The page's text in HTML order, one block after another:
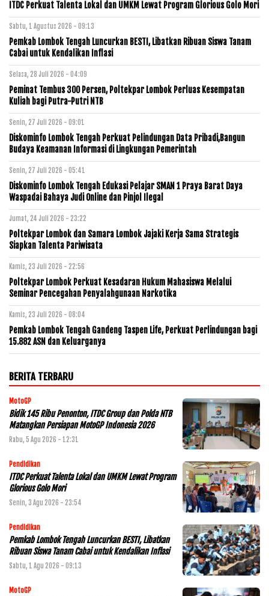
ITDC Perkuat Talenta Lokal dan UMKM Lewat Program Glorious Golo Mori
Sabtu, 1 Agustus 2026 - 09:13
Pemkab Lombok Tengah Luncurkan BESTI, Libatkan Ribuan Siswa Tanam
Cabai untuk Kendalikan Inflasi
Selasa, 28 Juli 2026 - 04:09
Peminat Tembus 300 Persen, Poltekpar Lombok Perluas Kesempatan
Kuliah bagi Putra-Putri NTB
Senin, 27 Juli 2026 - 09:01
Diskominfo Lombok Tengah Perkuat Pelindungan Data Pribadi,Bangun
Budaya Keamanan Informasi di Lingkungan Pemerintah
Senin, 27 Juli 2026 - 05:41
Diskominfo Lombok Tengah Edukasi Pelajar SMAN 1 Praya Barat Daya
Waspadai Bahaya Judi Online dan Pinjol Ilegal
Jumat, 24 Juli 2026 - 23:22
Poltekpar Lombok dan Samara Lombok Jajaki Kerja Sama Strategis
Siapkan Talenta Pariwisata
Kamis, 23 Juli 2026 - 22:56
Poltekpar Lombok Perkuat Kesadaran Hukum Mahasiswa Melalui
Seminar Pencegahan Penyalahgunaan Narkotika
Kamis, 23 Juli 2026 - 08:04
Pemkab Lombok Tengah Gandeng Taspen Life, Perkuat Perlindungan bagi
15.882 ASN dan Keluarganya
BERITA TERBARU
MotoGP
Bidik 145 Ribu Penonton, ITDC Group dan Polda NTB
Matangkan Persiapan MotoGP Indonesia 2026
Rabu, 5 Agu 2026 - 12:31
Pendidikan
ITDC Perkuat Talenta Lokal dan UMKM Lewat Program
Glorious Golo Mori
Senin, 3 Agu 2026 - 23:54
Pendidikan
Pemkab Lombok Tengah Luncurkan BESTI, Libatkan
Ribuan Siswa Tanam Cabai untuk Kendalikan Inflasi
Sabtu, 1 Agu 2026 - 09:13
MotoGP